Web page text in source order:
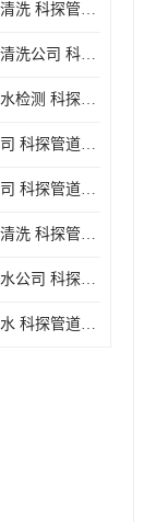
市政高压车疏通清洗 科探管道工程 设备齐
市政高压车疏通清洗公司 科探管道工程 经验丰富
市政消防管道漏水检测 科探管道工程 快速上门
家庭管道安装公司 科探管道工程 团队服务
工厂管道工程公司 科探管道工程 时效快
家庭高压车疏通清洗 科探管道工程 服务周到
工厂排水管道漏水公司 科探管道工程 快速上门
单位供热管道漏水 科探管道工程 设备齐